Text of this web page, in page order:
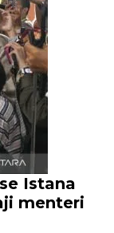
Istana
menteri